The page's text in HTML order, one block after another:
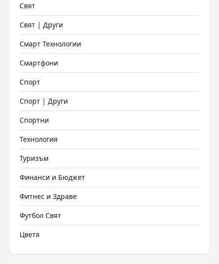
Свят
Свят | Други
Смарт Технологии
Смартфони
Спорт
Спорт | Други
Спортни
Технология
Туризъм
Финанси и Бюджет
Фитнес и Здраве
Футбол Свят
Цветя